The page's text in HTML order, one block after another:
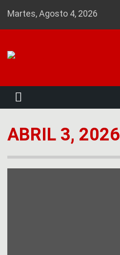
Martes, Agosto 4, 2026
ABRIL 3, 2026